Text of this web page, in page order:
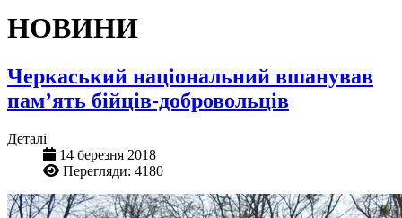
НОВИНИ
Черкаський національний вшанував
пам’ять бійців-добровольців
Деталі
14 березня 2018
Перегляди: 4180